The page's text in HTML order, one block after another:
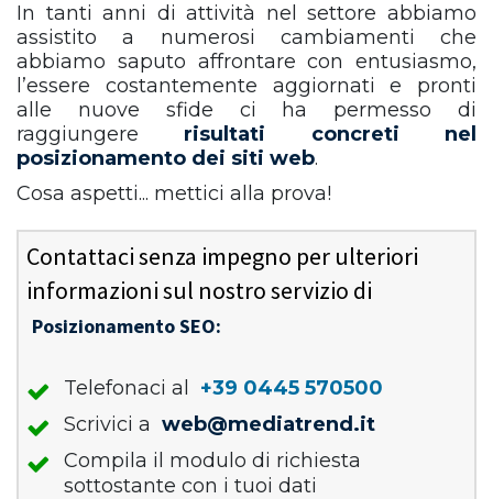
In tanti anni di attività nel settore abbiamo
assistito a numerosi cambiamenti che
abbiamo saputo affrontare con entusiasmo,
l’essere costantemente aggiornati e pronti
alle nuove sfide ci ha permesso di
raggiungere risultati concreti nel
posizionamento dei siti web.
Cosa aspetti... mettici alla prova!
Contattaci senza impegno per ulteriori
informazioni sul nostro servizio di
Posizionamento SEO:
Telefonaci al
+39 0445 570500
Scrivici a web@mediatrend.it
Compila il modulo di richiesta
sottostante con i tuoi dati